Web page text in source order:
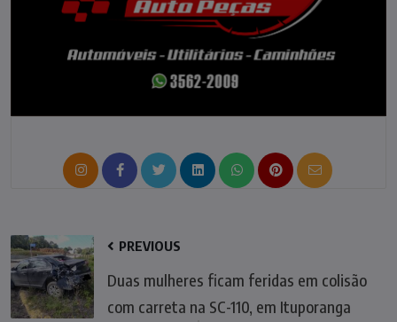
PREVIOUS
Duas mulheres ficam feridas em colisão
com carreta na SC-110, em Ituporanga